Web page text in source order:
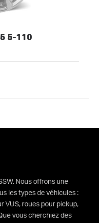
5-110
Nous offrons une
les types de véhicules :
VUS, roues pour pickup,
vous cherchiez des